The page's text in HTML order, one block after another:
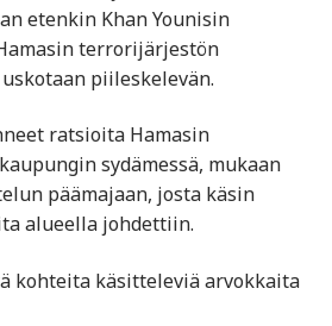
etenkin Khan Younisin
terrorijärjestön
piileskelevän.
ratsioita Hamasin
sydämessä, mukaan
päämajaan, josta käsin
alueella johdettiin.
kohteita käsitteleviä arvokkaita